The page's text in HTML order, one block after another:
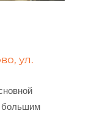
ул.
большим